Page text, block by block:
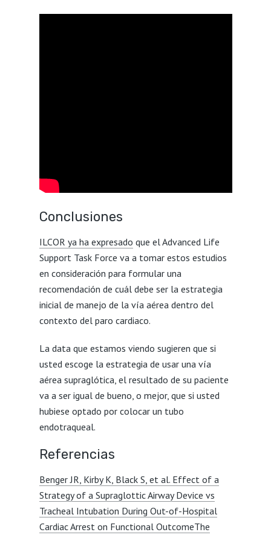
Conclusiones
ILCOR ya ha expresado que el Advanced Life
Support Task Force va a tomar estos estudios
en consideración para formular una
recomendación de cuál debe ser la estrategia
inicial de manejo de la vía aérea dentro del
contexto del paro cardiaco.
La data que estamos viendo sugieren que si
usted escoge la estrategia de usar una vía
aérea supraglótica, el resultado de su paciente
va a ser igual de bueno, o mejor, que si usted
hubiese optado por colocar un tubo
endotraqueal.
Referencias
Benger JR, Kirby K, Black S, et al. Effect of a
Strategy of a Supraglottic Airway Device vs
Tracheal Intubation During Out-of-Hospital
Cardiac Arrest on Functional OutcomeThe